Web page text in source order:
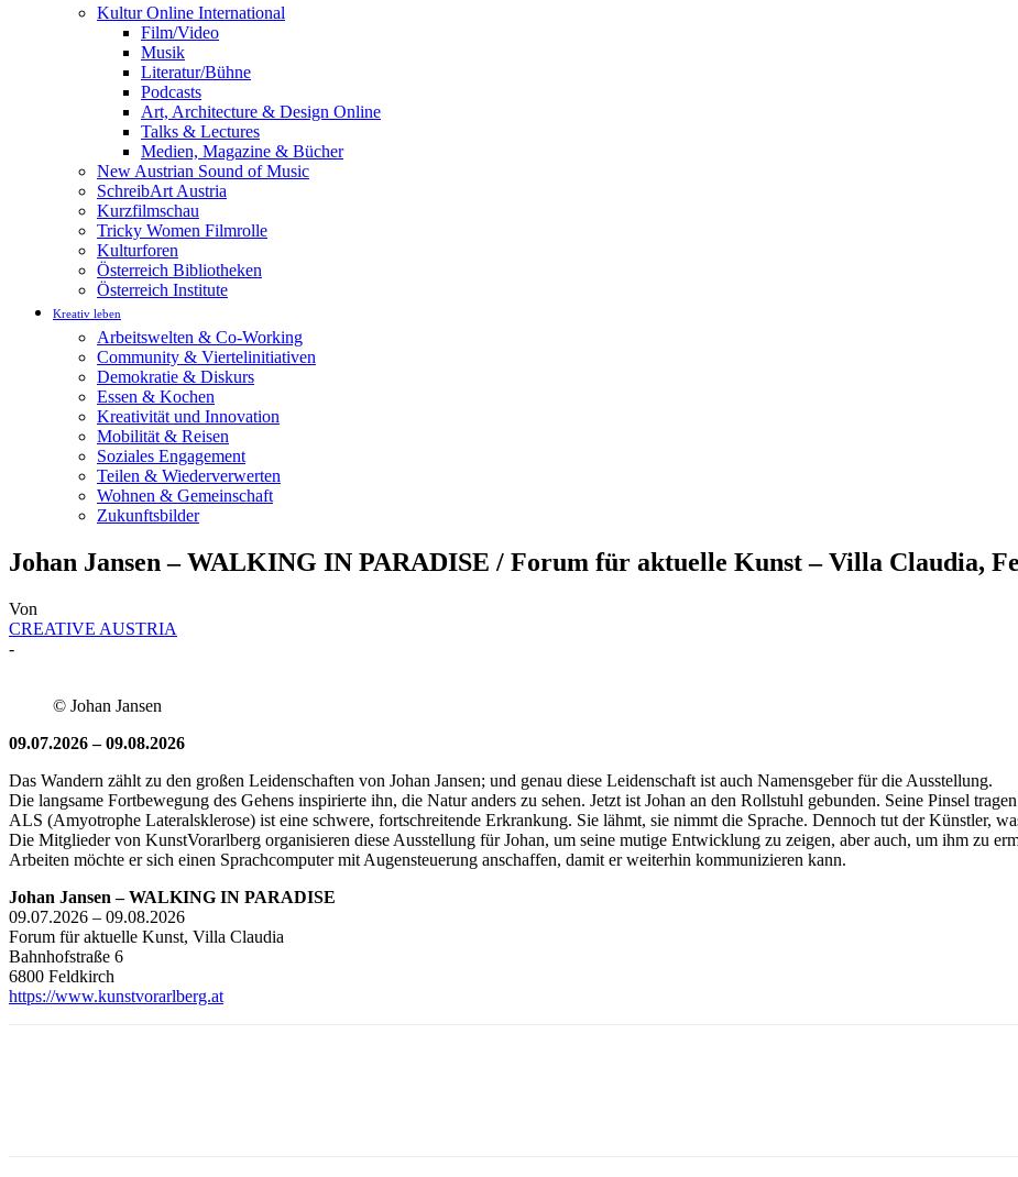
Kultur Online International
Film/Video
Musik
Literatur/Bühne
Podcasts
Art, Architecture & Design Online
Talks & Lectures
Medien, Magazine & Bücher
New Austrian Sound of Music
SchreibArt Austria
Kurzfilmschau
Tricky Women Filmrolle
Kulturforen
Österreich Bibliotheken
Österreich Institute
Kreativ leben
Arbeitswelten & Co-Working
Community & Viertelinitiativen
Demokratie & Diskurs
Essen & Kochen
Kreativität und Innovation
Mobilität & Reisen
Soziales Engagement
Teilen & Wiederverwerten
Wohnen & Gemeinschaft
Zukunftsbilder
Johan Jansen – WALKING IN PARADISE / Forum für aktuelle Kunst – Villa Claudia,
Von
CREATIVE AUSTRIA
-
© Johan Jansen
09.07.2026 – 09.08.2026
Das Wandern zählt zu den großen Leidenschaften von Johan Jansen; und genau diese Leidenschaft ist auch Namensgeber für die Ausstellung.
Die langsame Fortbewegung des Gehens inspirierte ihn, die Natur anders zu sehen. Jetzt ist Johan an den Rollstuhl gebunden. Seine Pinsel
ALS (Amyotrophe Lateralsklerose) ist eine schwere, fortschreitende Erkrankung. Sie lähmt, sie nimmt die Sprache. Dennoch tut der Künstler,
Die Mitglieder von KunstVorarlberg organisieren diese Ausstellung für Johan, um seine mutige Entwicklung zu zeigen, aber auch, um ihm zu
Arbeiten möchte er sich einen Sprachcomputer mit Augensteuerung anschaffen, damit er weiterhin kommunizieren kann.
Johan Jansen – WALKING IN PARADISE
09.07.2026 – 09.08.2026
Forum für aktuelle Kunst, Villa Claudia
Bahnhofstraße 6
6800 Feldkirch
https://www.kunstvorarlberg.at